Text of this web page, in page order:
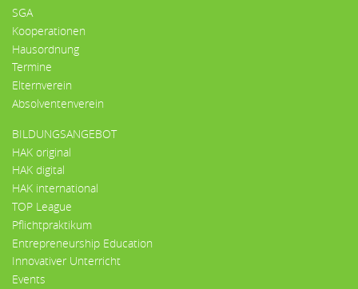
SGA
Kooperationen
Hausordnung
Termine
Elternverein
Absolventenverein
BILDUNGSANGEBOT
HAK original
HAK digital
HAK international
TOP League
Pflichtpraktikum
Entrepreneurship Education
Innovativer Unterricht
Events